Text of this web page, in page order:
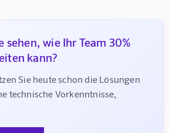
sehen, wie Ihr Team 30%
kann?
Sie heute schon die Lösungen
technische Vorkenntnisse,